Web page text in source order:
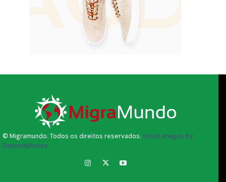
© Migramundo. Todos os direitos reservados. Stock images by
Depositphotos.